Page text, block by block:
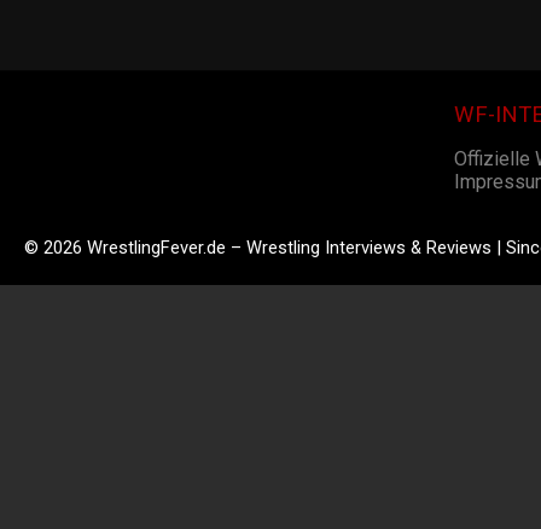
WF-
Offizielle
© 2026 WrestlingFever.de – Wrestling Interviews & Reviews |